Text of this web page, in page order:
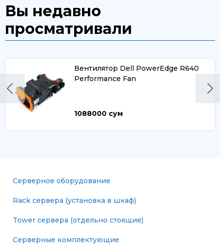
Вы недавно
просматривали
Вентилятор Dell PowerEdge R640
Performance Fan
1088000 сум
Серверное оборудование
Rack сервера (установка в шкаф)
Tower сервера (отдельно стоящие)
Серверные комплектующие